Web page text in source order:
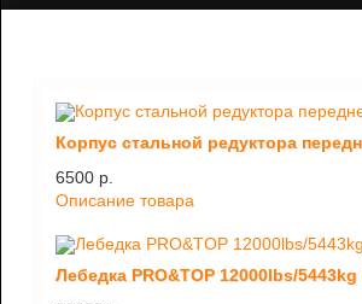
Корпус стальной редуктора
6500 p.
Описание товара
Лебедка PRO&TOP 12000lbs/